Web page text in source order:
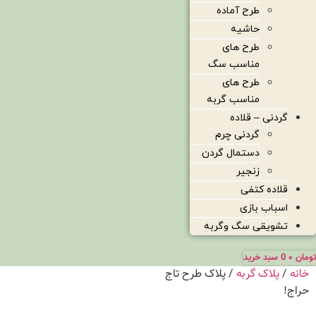
طرح آماده
حاشیه
طرح های
مناسب سگ
طرح های
مناسب گربه
گردنی – قلاده
گردنی چرم
دستمال گردن
زنجیر
قلاده کتفی
اسباب بازی
تشویقی سگ وگربه
تومان 0 سبد خرید
خانه /پلاک گربه / پلاک طرح تاج
حراج!